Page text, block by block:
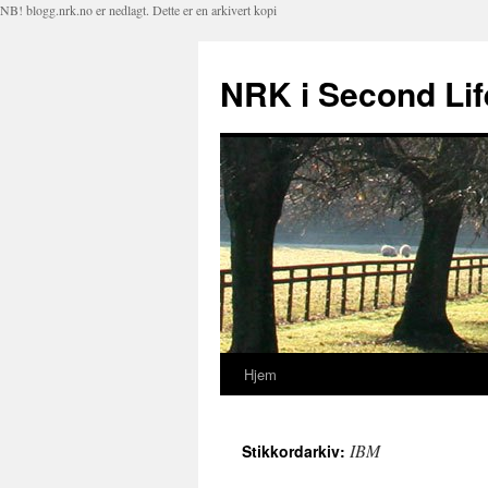
NB! blogg.nrk.no er nedlagt. Dette er en arkivert kopi
NRK i Second
Hopp
innhold
Hjem
Stikkordarkiv: IBM